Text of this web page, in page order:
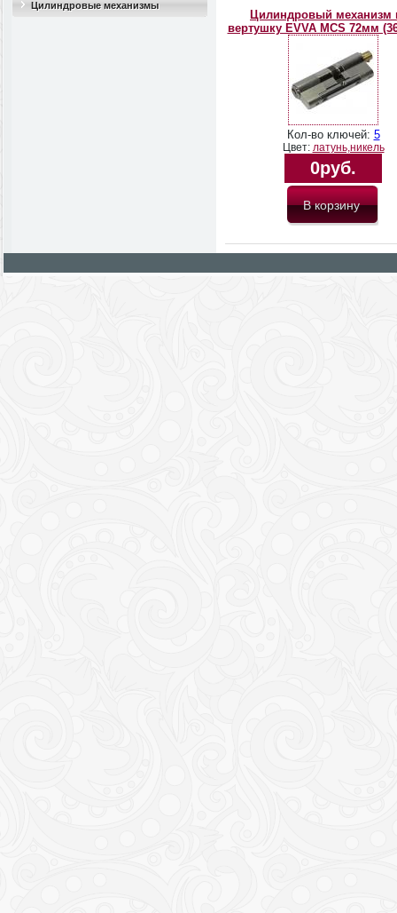
Цилиндровые механизмы
Цилиндровый механизм
вертушку EVVA MCS 72мм
Кол-во ключей: 5
Цвет: латунь,никель
0руб.